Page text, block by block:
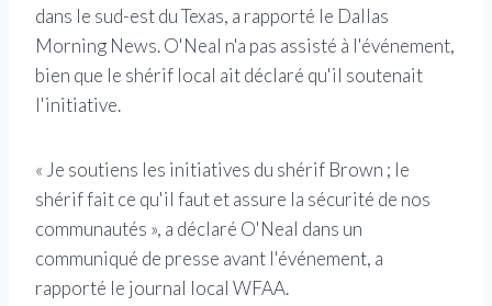
dans le sud-est du Texas, a rapporté le Dallas
Morning News. O'Neal n'a pas assisté à l'événement,
bien que le shérif local ait déclaré qu'il soutenait
l'initiative.
« Je soutiens les initiatives du shérif Brown ; le
shérif fait ce qu'il faut et assure la sécurité de nos
communautés », a déclaré O'Neal dans un
communiqué de presse avant l'événement, a
rapporté le journal local WFAA.